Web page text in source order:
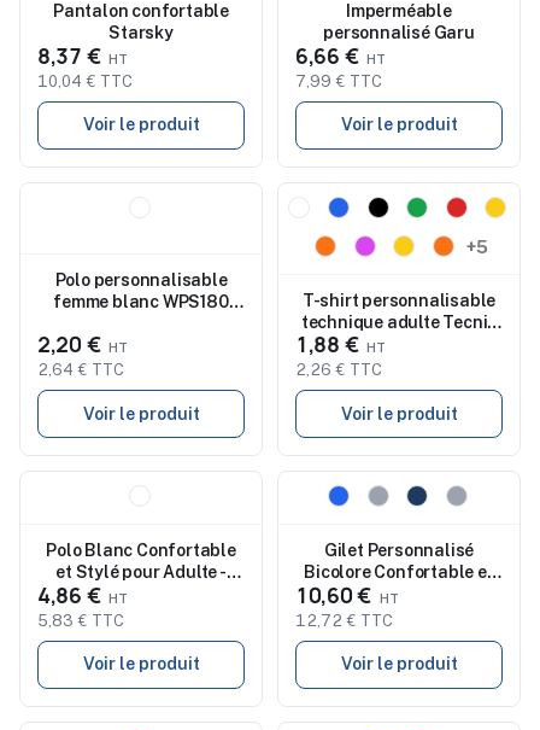
Pantalon confortable
Starsky
8,37 €
10,04 € TTC
Voir le produit
Imperméable
personnalisé Garu
6,66 €
7,99 € TTC
Voir le produit
Polo personnalisable
femme blanc WPS180
2,20 €
2,64 € TTC
Voir le produit
Nouveau
+5
T-shirt personnalisable
technique adulte Tecnic
Rox
1,88 €
2,26 € TTC
Voir le produit
Polo Blanc Confortable
et Stylé pour Adulte -
Koupan
4,86 €
5,83 € TTC
Voir le produit
Nouveau
Gilet Personnalisé
Bicolore Confortable et
Stylé Anderson pas cher
10,60 €
12,72 € TTC
Voir le produit